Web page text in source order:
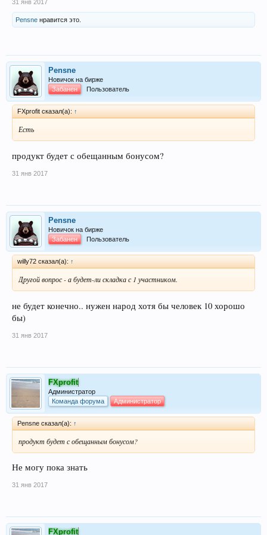
31 янв 2017
Pensne нравится это.
Pensne
Новичок на бирже
Забанен
Пользователь
FXprofit сказал(а): ↑
Есть
продукт будет с обещанным бонусом?
31 янв 2017
Pensne
Новичок на бирже
Забанен
Пользователь
willy72 сказал(а): ↑
Другой вопрос - а будет-ли складка с 1 участником.
не будет конечно.. нужен народ хотя бы человек 10 хорошо
бы)
31 янв 2017
FXprofit
Администратор
Команда форума
Администратор
Pensne сказал(а): ↑
продукт будет с обещанным бонусом?
Не могу пока знать
31 янв 2017
FXprofit